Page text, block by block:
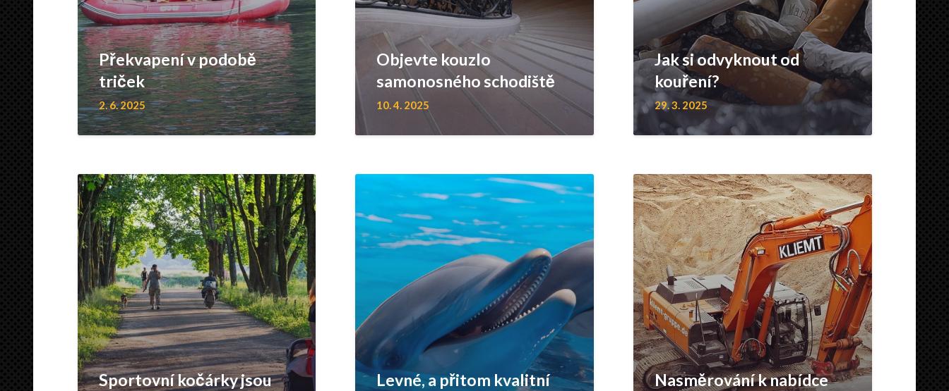
Překvapení v podobě
triček
2. 6. 2025
Objevte kouzlo
samonosného schodiště
10. 4. 2025
Jak si odvyknout od
kouření?
29. 3. 2025
Sportovní kočárky jsou
Levné, a přitom kvalitní
Nasměrování k nabídce